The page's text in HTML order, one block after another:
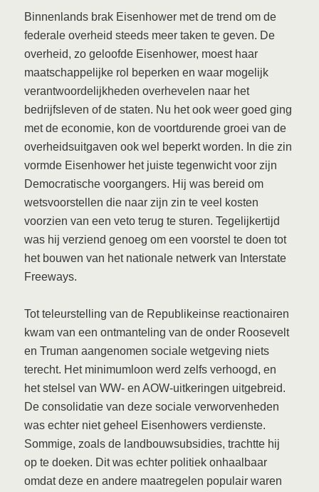
Binnenlands brak Eisenhower met de trend om de
federale overheid steeds meer taken te geven. De
overheid, zo geloofde Eisenhower, moest haar
maatschappelijke rol beperken en waar mogelijk
verantwoordelijkheden overhevelen naar het
bedrijfsleven of de staten. Nu het ook weer goed ging
met de economie, kon de voortdurende groei van de
overheidsuitgaven ook wel beperkt worden. In die zin
vormde Eisenhower het juiste tegenwicht voor zijn
Democratische voorgangers. Hij was bereid om
wetsvoorstellen die naar zijn zin te veel kosten
voorzien van een veto terug te sturen. Tegelijkertijd
was hij verziend genoeg om een voorstel te doen tot
het bouwen van het nationale netwerk van Interstate
Freeways.
Tot teleurstelling van de Republikeinse reactionairen
kwam van een ontmanteling van de onder Roosevelt
en Truman aangenomen sociale wetgeving niets
terecht. Het minimumloon werd zelfs verhoogd, en
het stelsel van WW- en AOW-uitkeringen uitgebreid.
De consolidatie van deze sociale verworvenheden
was echter niet geheel Eisenhowers verdienste.
Sommige, zoals de landbouwsubsidies, trachtte hij
op te doeken. Dit was echter politiek onhaalbaar
omdat deze en andere maatregelen populair waren